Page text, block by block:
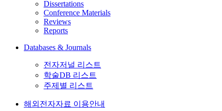
Dissertations
Conference Materials
Reviews
Reports
Databases & Journals
전자저널 리스트
학술DB 리스트
주제별 리스트
해외전자자료 이용안내